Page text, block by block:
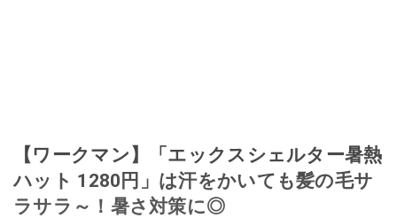
【ワークマン】「エックスシェルター暑熱
ハット 1280円」は汗をかいても髪の毛サ
ラサラ～！暑さ対策に◎